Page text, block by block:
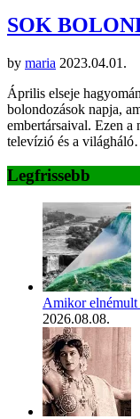
SOK
by maria 2023.04.01.
Április elseje
bolondozások napja,
embertársaival. Ezen a
televízió és a
Legfrissebb
Amikor elnémult
2026.08.08.